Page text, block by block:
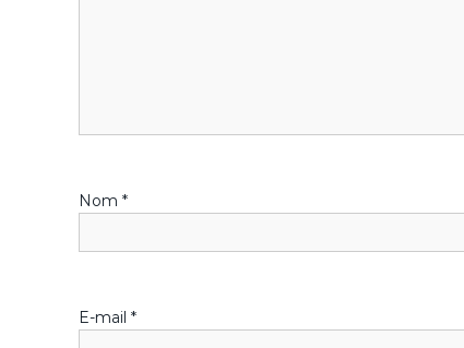
o
d
l
Nom *
E-mail *